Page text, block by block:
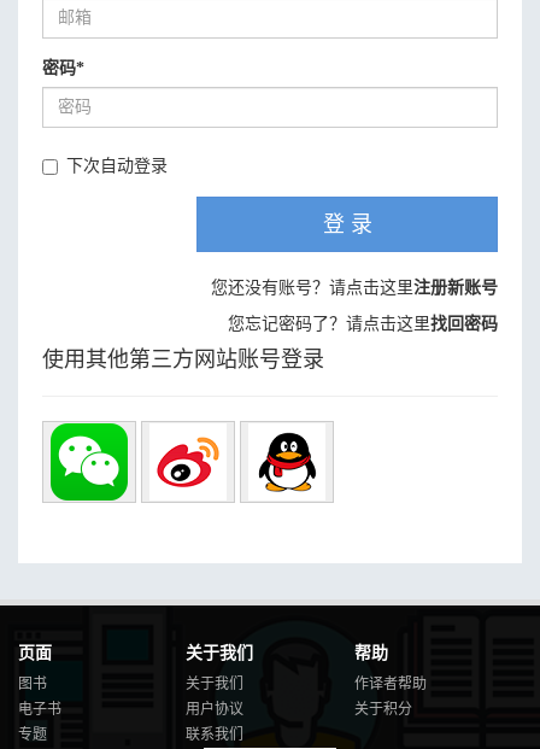
密码*
下次自动登录
登 录
您还没有账号？请点击这里注册新账号
您忘记密码了？请点击这里找回密码
使用其他第三方网站账号登录
页面
图书
电子书
专题
关于我们
关于我们
用户协议
联系我们
帮助
作译者帮助
关于积分